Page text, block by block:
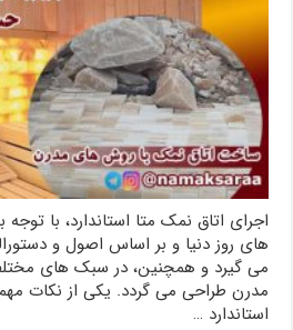
اجرای اتاق نمک متا استاندارد، با
های روز دنیا و بر اساس اصول و
می گیرد و همچنین، در سبک های
مدرن طراحی می گردد. یکی از نکات
استاندارد …